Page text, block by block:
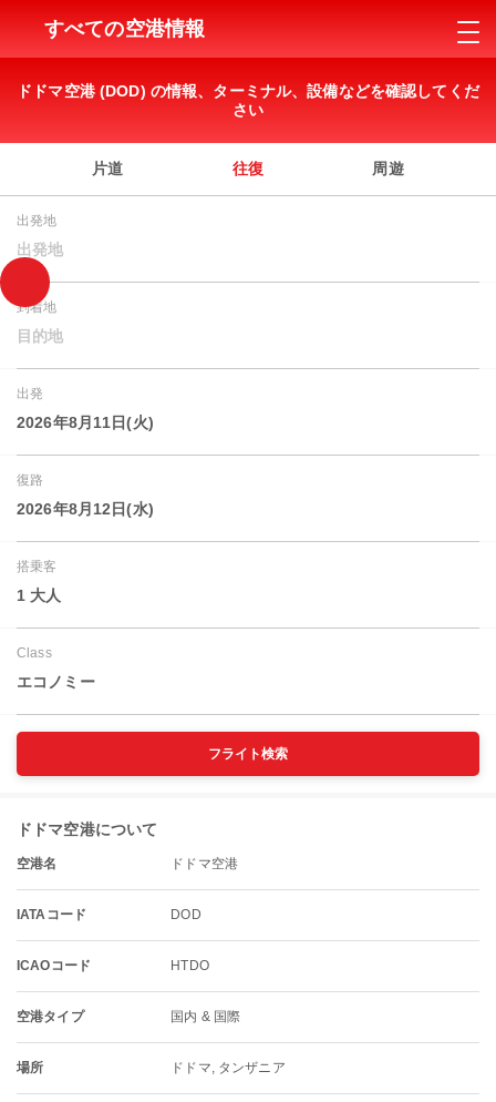
すべての空港情報
ドドマ空港 (DOD) の情報、ターミナル、設備などを確認してくだ
さい
片道 往復 周遊
出発地
出発地
到着地
目的地
出発
2026年8月11日(火)
復路
2026年8月12日(水)
搭乗客
1 大人
Class
エコノミー
フライト検索
ドドマ空港について
空港名 ドドマ空港
IATAコード DOD
ICAOコード HTDO
空港タイプ 国内 & 国際
場所 ドドマ, タンザニア